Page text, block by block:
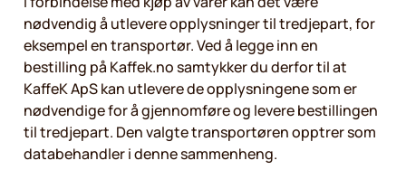
nødvendig å utlevere opplysninger til tredjepart, for
eksempel en transportør. Ved å legge inn en
bestilling på Kaffek.no samtykker du derfor til at
KaffeK ApS kan utlevere de opplysningene som er
nødvendige for å gjennomføre og levere bestillingen
til tredjepart. Den valgte transportøren opptrer som
databehandler i denne sammenheng.